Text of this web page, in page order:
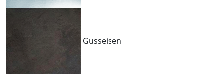
Gusseisen